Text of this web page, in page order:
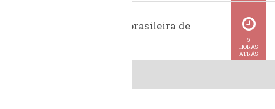
Exportação brasileira de
5
HORAS
ATRÁS